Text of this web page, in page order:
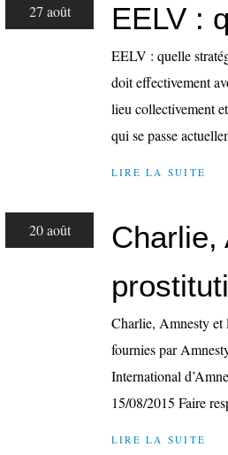
27 août EELV :
EELV : quelle
doit effectivement
lieu collectivement
qui se passe
LIRE LA SUITE
20 août
Charlie,
Charlie, Amnesty et
fournies par
International
15/08/2015 Faire
LIRE LA SUITE